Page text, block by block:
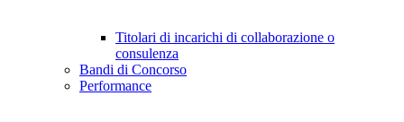
Titolari di incarichi di collaborazione o
consulenza
Bandi di Concorso
Performance